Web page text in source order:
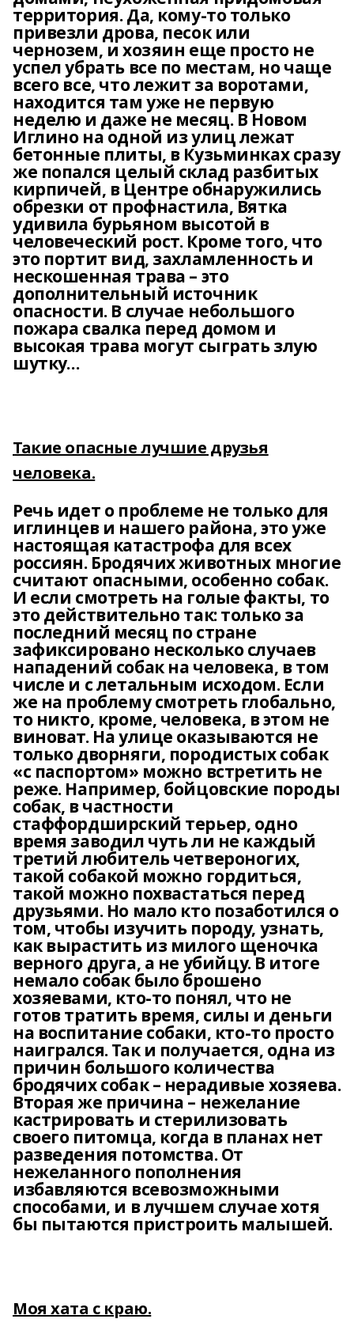
территория. Да, кому-то только
привезли дрова, песок или
чернозем, и хозяин еще просто не
успел убрать все по местам, но чаще
всего все, что лежит за воротами,
находится там уже не первую
неделю и даже не месяц. В Новом
Иглино на одной из улиц лежат
бетонные плиты, в Кузьминках сразу
же попался целый склад разбитых
кирпичей, в Центре обнаружились
обрезки от профнастила, Вятка
удивила бурьяном высотой в
человеческий рост. Кроме того, что
это портит вид, захламленность и
нескошенная трава – это
дополнительный источник
опасности. В случае небольшого
пожара свалка перед домом и
высокая трава могут сыграть злую
шутку…
Такие опасные лучшие друзья
человека.
Речь идет о проблеме не только для
иглинцев и нашего района, это уже
настоящая катастрофа для всех
россиян. Бродячих животных многие
считают опасными, особенно собак.
И если смотреть на голые факты, то
это действительно так: только за
последний месяц по стране
зафиксировано несколько случаев
нападений собак на человека, в том
числе и с летальным исходом. Если
же на проблему смотреть глобально,
то никто, кроме, человека, в этом не
виноват. На улице оказываются не
только дворняги, породистых собак
«с паспортом» можно встретить не
реже. Например, бойцовские породы
собак, в частности
стаффордширский терьер, одно
время заводил чуть ли не каждый
третий любитель четвероногих,
такой собакой можно гордиться,
такой можно похвастаться перед
друзьями. Но мало кто позаботился о
том, чтобы изучить породу, узнать,
как вырастить из милого щеночка
верного друга, а не убийцу. В итоге
немало собак было брошено
хозяевами, кто-то понял, что не
готов тратить время, силы и деньги
на воспитание собаки, кто-то просто
наигрался. Так и получается, одна из
причин большого количества
бродячих собак – нерадивые хозяева.
Вторая же причина – нежелание
кастрировать и стерилизовать
своего питомца, когда в планах нет
разведения потомства. От
нежеланного пополнения
избавляются всевозможными
способами, и в лучшем случае хотя
бы пытаются пристроить малышей.
Моя хата с краю.